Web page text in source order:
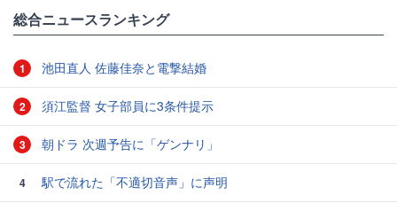
総合ニュースランキング
1 池田直人 佐藤佳奈と電撃結婚
2 須江監督 女子部員に3条件提示
3 朝ドラ 次週予告に「ゲンナリ」
4 駅で流れた「不適切音声」に声明